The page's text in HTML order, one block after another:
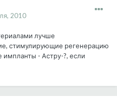
2010
лучше
стимулирующие регенерацию
импланты - Астру-?, если